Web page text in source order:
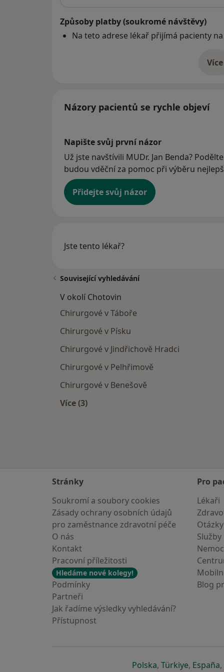
Způsoby platby (soukromé návštěvy)
Na teto adrese lékař přijímá pacienty
Více
o
Názory pacientů se rychle objeví
Napište svůj první názor
Už jste navštívili MUDr. Jan Benda?
budou vděční za pomoc při výběru
Přidejte svůj názor
Jste tento lékař?
Související vyhledávání
V okolí Chotovin
Chirurgové v Táboře
Chirurgové v Písku
Chirurgové v Jindřichově Hradci
Chirurgové v Pelhřimově
Chirurgové v Benešově
Více (3)
Stránky
Soukromí a soubory cookies
Zásady ochrany osobních údajů
pro zaměstnance zdravotní péče
O nás
Kontakt
Pracovní příležitosti
Hledáme nové kolegy!
Podmínky
Partneři
Jak řadíme výsledky vyhledávání?
Přístupnost
Pro
Lékaři
Služby
Blog
Polskase otevře v nové
, Türkiyese
, España,